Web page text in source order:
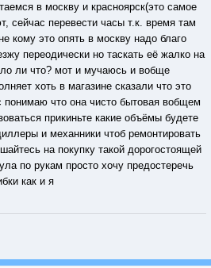
в москву и красноярск(это самое
сейчас перевести часы т.к. время там
кому это опять в москву надо благо
переодически но таскать её жалко на
ли что? мот и мучаюсь и вобще
хоть в магазине сказали что это
что она чисто бытовая вобщем
прикиньте какие объёмы будете
и механники чтоб ремонтировать
на покупку такой дорогостоящей
по рукам просто хочу предостеречь
как и я